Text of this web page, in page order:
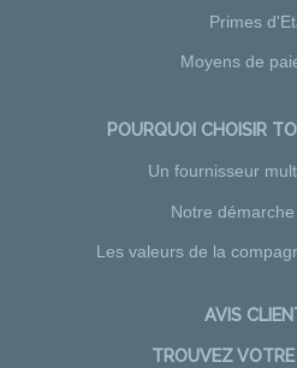
Primes
Moyens de
POURQUOI CHOISIR
Un fournisseur
Notre
Les valeurs de la
AVIS
TROUVEZ